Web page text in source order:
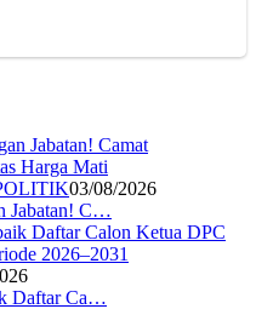
03/08/2026
Jabatan! C…
Daftar Ca…